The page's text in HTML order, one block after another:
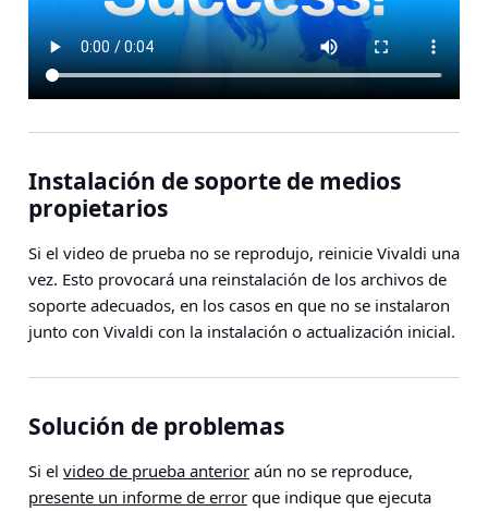
Instalación de soporte de medios
propietarios
Si el video de prueba no se reprodujo, reinicie Vivaldi una
vez. Esto provocará una reinstalación de los archivos de
soporte adecuados, en los casos en que no se instalaron
junto con Vivaldi con la instalación o actualización inicial.
Solución de problemas
Si el video de prueba anterior aún no se reproduce,
presente un informe de error que indique que ejecuta